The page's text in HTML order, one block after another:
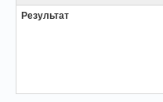
Результат